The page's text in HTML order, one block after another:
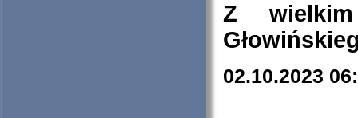
Z
02.10.2023